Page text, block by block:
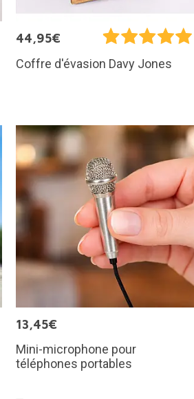
44,95€
Coffre d'évasion Davy Jones
13,45€
Mini-microphone pour
téléphones portables